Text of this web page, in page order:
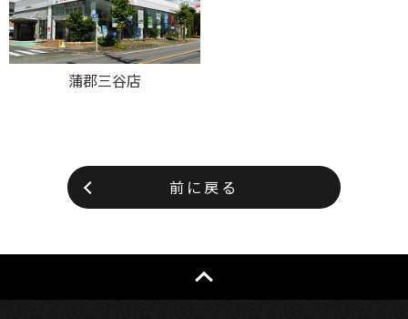
蒲郡三谷店
前に戻る